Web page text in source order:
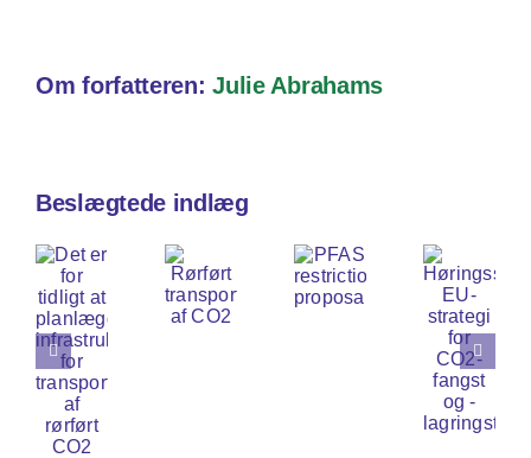
Om forfatteren:Julie Abrahams
Beslægtede indlæg
Rørført
PFAS
strategi
CO2-
fangst